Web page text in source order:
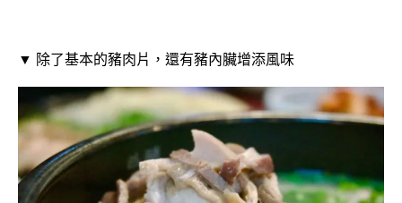
▼ 除了基本的豬肉片，還有豬內臟增添風味